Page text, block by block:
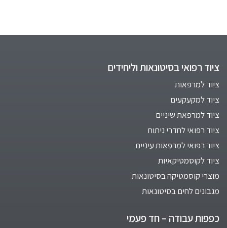
ציוד רפואי בסיטונאות וליחידים
ציוד למרפאות
ציוד למקעקעים
ציוד למרפאת שיניים
ציוד רפואי לחדרי ניתוח
ציוד רפואי למרפאות עיניים
ציוד לקוסמטיקאיות
מוצרי קוסמטיקה בסיטונאות
מגבונים לחים בסיטונאות
כפפות עבודה – חד פעמי